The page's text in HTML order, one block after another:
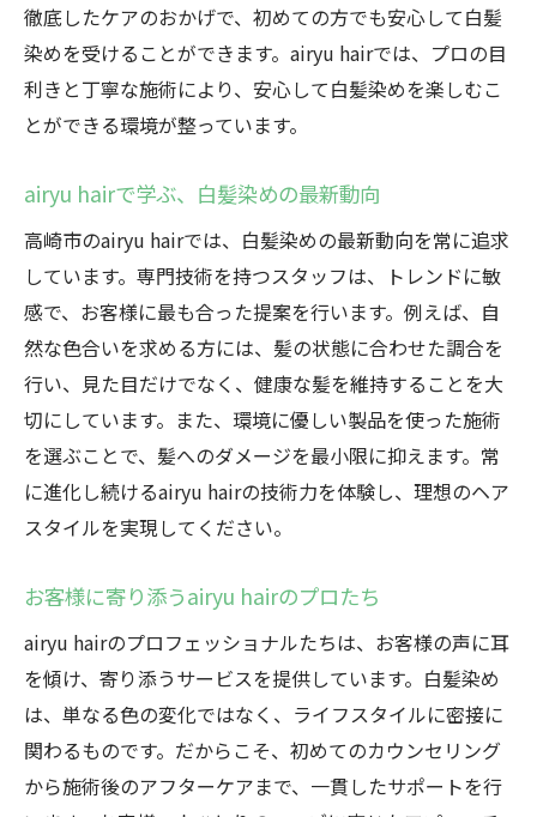
徹底したケアのおかげで、初めての方でも安心して白髪
染めを受けることができます。airyu hairでは、プロの目
利きと丁寧な施術により、安心して白髪染めを楽しむこ
とができる環境が整っています。
airyu hairで学ぶ、白髪染めの最新動向
高崎市のairyu hairでは、白髪染めの最新動向を常に追求
しています。専門技術を持つスタッフは、トレンドに敏
感で、お客様に最も合った提案を行います。例えば、自
然な色合いを求める方には、髪の状態に合わせた調合を
行い、見た目だけでなく、健康な髪を維持することを大
切にしています。また、環境に優しい製品を使った施術
を選ぶことで、髪へのダメージを最小限に抑えます。常
に進化し続けるairyu hairの技術力を体験し、理想のヘア
スタイルを実現してください。
お客様に寄り添うairyu hairのプロたち
airyu hairのプロフェッショナルたちは、お客様の声に耳
を傾け、寄り添うサービスを提供しています。白髪染め
は、単なる色の変化ではなく、ライフスタイルに密接に
関わるものです。だからこそ、初めてのカウンセリング
から施術後のアフターケアまで、一貫したサポートを行